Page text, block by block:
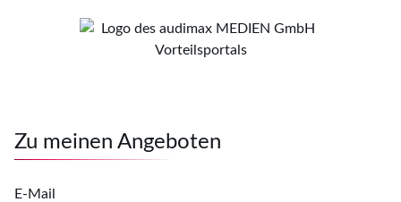
Zu meinen Angeboten
E-Mail